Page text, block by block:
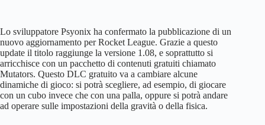
Lo sviluppatore Psyonix ha confermato la pubblicazione di un
nuovo aggiornamento per Rocket League. Grazie a questo
update il titolo raggiunge la versione 1.08, e soprattutto si
arricchisce con un pacchetto di contenuti gratuiti chiamato
Mutators. Questo DLC gratuito va a cambiare alcune
dinamiche di gioco: si potrà scegliere, ad esempio, di giocare
con un cubo invece che con una palla, oppure si potrà andare
ad operare sulle impostazioni della gravità o della fisica.